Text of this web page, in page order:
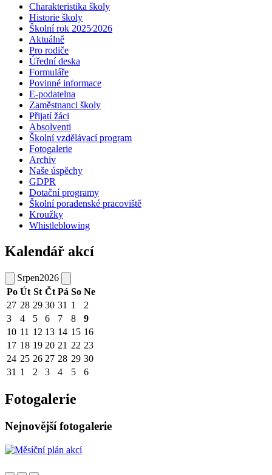
Charakteristika školy
Historie školy
Školní rok 2025⁄2026
Aktuálně
Pro rodiče
Úřední deska
Formuláře
Povinné informace
E-podatelna
Zaměstnanci školy
Přijatí žáci
Absolventi
Školní vzdělávací program
Fotogalerie
Archiv
Naše úspěchy
GDPR
Dotační programy
Školní poradenské pracoviště
Kroužky
Whistleblowing
Kalendář akcí
Srpen2026
Po Út St Čt Pá So Ne
27 28 29 30 31 1
2
3
4 5 6 7 8
9
10 11 12 13 14 15 16
17 18 19 20 21 22 23
24 25 26 27 28 29 30
31 1 2 3 4 5 6
Fotogalerie
Nejnovější fotogalerie